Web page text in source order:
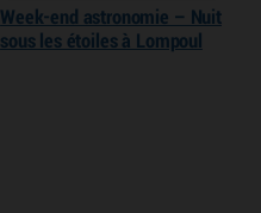
Week-end astronomie – Nuit
sous les étoiles à Lompoul